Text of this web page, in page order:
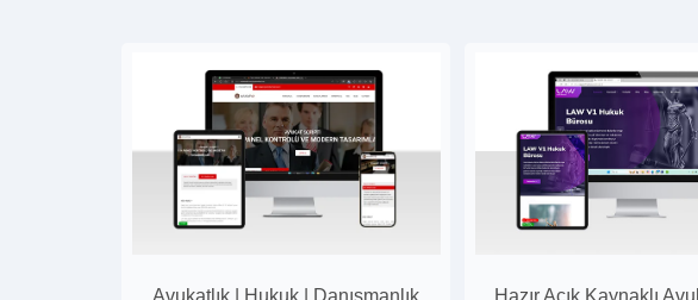
Avukatlık | Hukuk | Danışmanlık
Hazır Açık Kaynaklı